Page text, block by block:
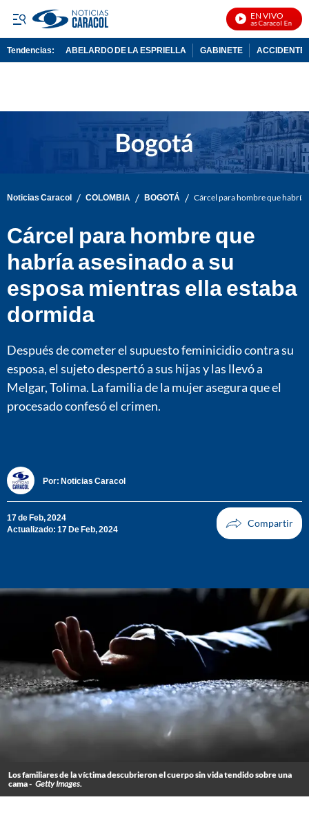
EN VIVO
Noticias Caracol En Vivo
Tendencias: ABELARDO DE LA ESPRIELLA GABINETE ACCIDENTE
Noticias Caracol / COLOMBIA / BOGOTÁ / Cárcel para hombre que habría
Cárcel para hombre que
habría asesinado a su
esposa mientras ella estaba
dormida
Después de cometer el supuesto feminicidio contra su
esposa, el sujeto despertó a sus hijas y las llevó a
Melgar, Tolima. La familia de la mujer asegura que el
procesado confesó el crimen.
Por: Noticias Caracol
17 de Feb, 2024
Actualizado: 17 De Feb, 2024
Los familiares de la víctima descubrieron el cuerpo sin vida tendido sobre una
cama - Getty Images.